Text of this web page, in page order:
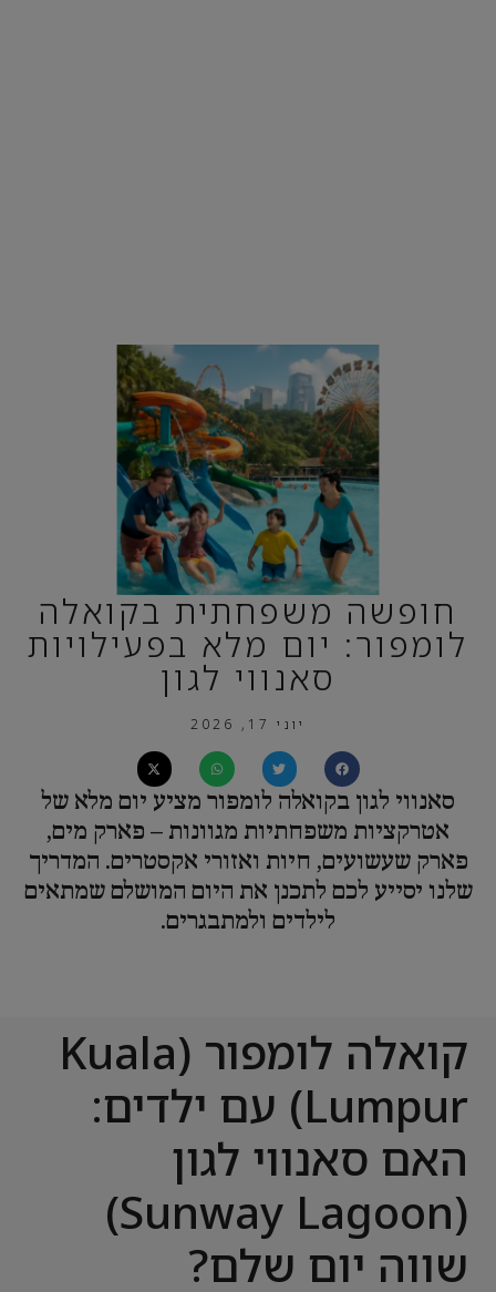
חופשה משפחתית בקואלה
לומפור: יום מלא בפעילויות
סאנווי לגון
יוני 17, 2026
סאנווי לגון בקואלה לומפור מציע יום מלא של
אטרקציות משפחתיות מגוונות – פארק מים,
פארק שעשועים, חיות ואזורי אקסטרים. המדריך
שלנו יסייע לכם לתכנן את היום המושלם שמתאים
לילדים ולמתבגרים.
קואלה לומפור (Kuala
Lumpur) עם ילדים:
האם סאנווי לגון
(Sunway Lagoon)
שווה יום שלם?